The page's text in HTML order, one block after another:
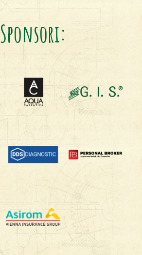
Sponsori: